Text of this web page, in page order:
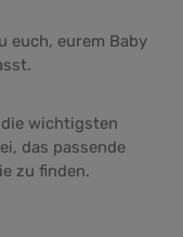
euch, eurem Baby
wichtigsten
das passende
zu finden.